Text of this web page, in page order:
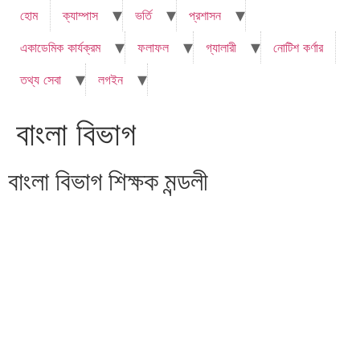
হোম ক্যাম্পাস ভর্তি
প্রশাসন
একাডেমিক কার্যক্রম
ফলাফল গ্যালারী
নোটিশ কর্ণার
তথ্য সেবা
লগইন
বাংলা বিভাগ
বাংলা বিভাগ শিক্ষক মন্ডলী